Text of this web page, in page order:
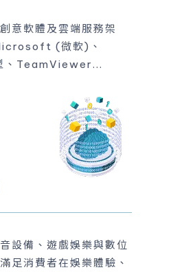
意軟體及雲端服務架
(微軟)、
、TeamViewer...
設備、遊戲娛樂與數位
足消費者在娛樂體驗、